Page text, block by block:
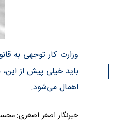
وزارت کار توجهی به
باید خیلی پیش از
اهمال می‌شود.
خبرنگار اصغر اصغری: